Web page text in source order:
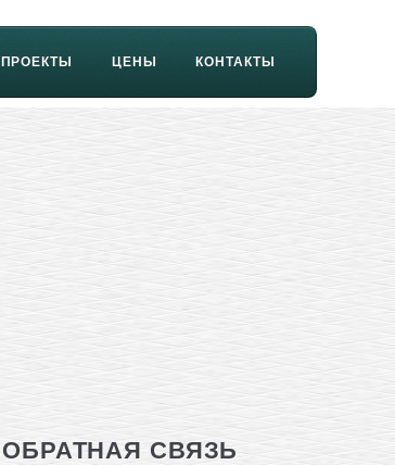
ПРОЕКТЫ ЦЕНЫ КОНТАКТЫ
ОБРАТНАЯ СВЯЗЬ